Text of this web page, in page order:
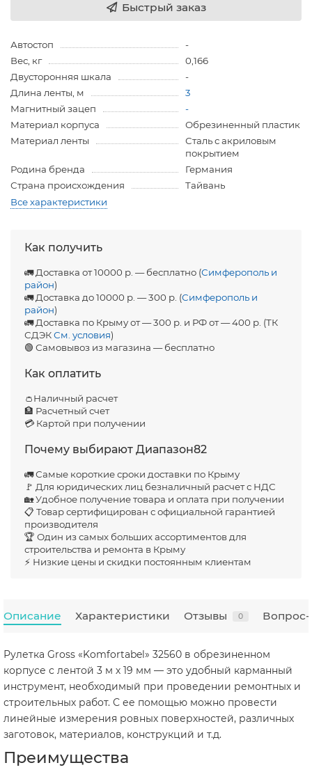
Быстрый заказ
Автостоп
-
Вес, кг
0,166
Двусторонняя шкала
-
Длина ленты, м
3
Магнитный зацеп
-
Материал корпуса
Обрезиненный пластик
Материал ленты
Сталь с акриловым
покрытием
Родина бренда
Германия
Страна происхождения
Тайвань
Все характеристики
Как получить
🚛 Доставка от 10000 р. — бесплатно (Симферополь и
район)
🚛 Доставка до 10000 р. — 300 р. (Симферополь и
район)
🚛 Доставка по Крыму от — 300 р. и РФ от — 400 р. (ТК
СДЭКСм. условия)
🟢 Самовывоз из магазина — бесплатно
Как оплатить
👛Наличный расчет
🏦 Расчетный счет
💳 Картой при получении
Почему выбирают Диапазон82
🚛 Самые короткие сроки доставки по Крыму
🚩 Для юридических лиц безналичный расчет с НДС
🏡 Удобное получение товара и оплата при получении
📋 Товар сертифицирован с официальной гарантией
производителя
🏆 Один из самых больших ассортиментов для
строительства и ремонта в Крыму
⚡ Низкие цены и скидки постоянным клиентам
Описание Характеристики Отзывы 0 Вопрос-
Рулетка Gross «Komfortabel» 32560 в обрезиненном
корпусе с лентой 3 м х 19 мм — это удобный карманный
инструмент, необходимый при проведении ремонтных и
строительных работ. С ее помощью можно провести
линейные измерения ровных поверхностей, различных
заготовок, материалов, конструкций и т.д.
Преимущества